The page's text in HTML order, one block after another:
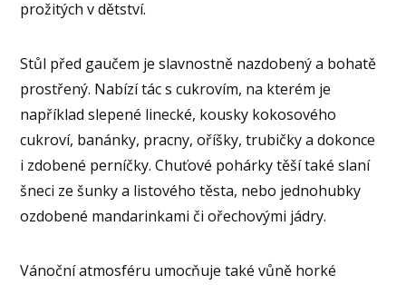
prožitých v dětství.
Stůl před gaučem je slavnostně nazdobený a bohatě
prostřený. Nabízí tác s cukrovím, na kterém je
například slepené linecké, kousky kokosového
cukroví, banánky, pracny, oříšky, trubičky a dokonce
i zdobené perníčky. Chuťové pohárky těší také slaní
šneci ze šunky a listového těsta, nebo jednohubky
ozdobené mandarinkami či ořechovými jádry.
Vánoční atmosféru umocňuje také vůně horké